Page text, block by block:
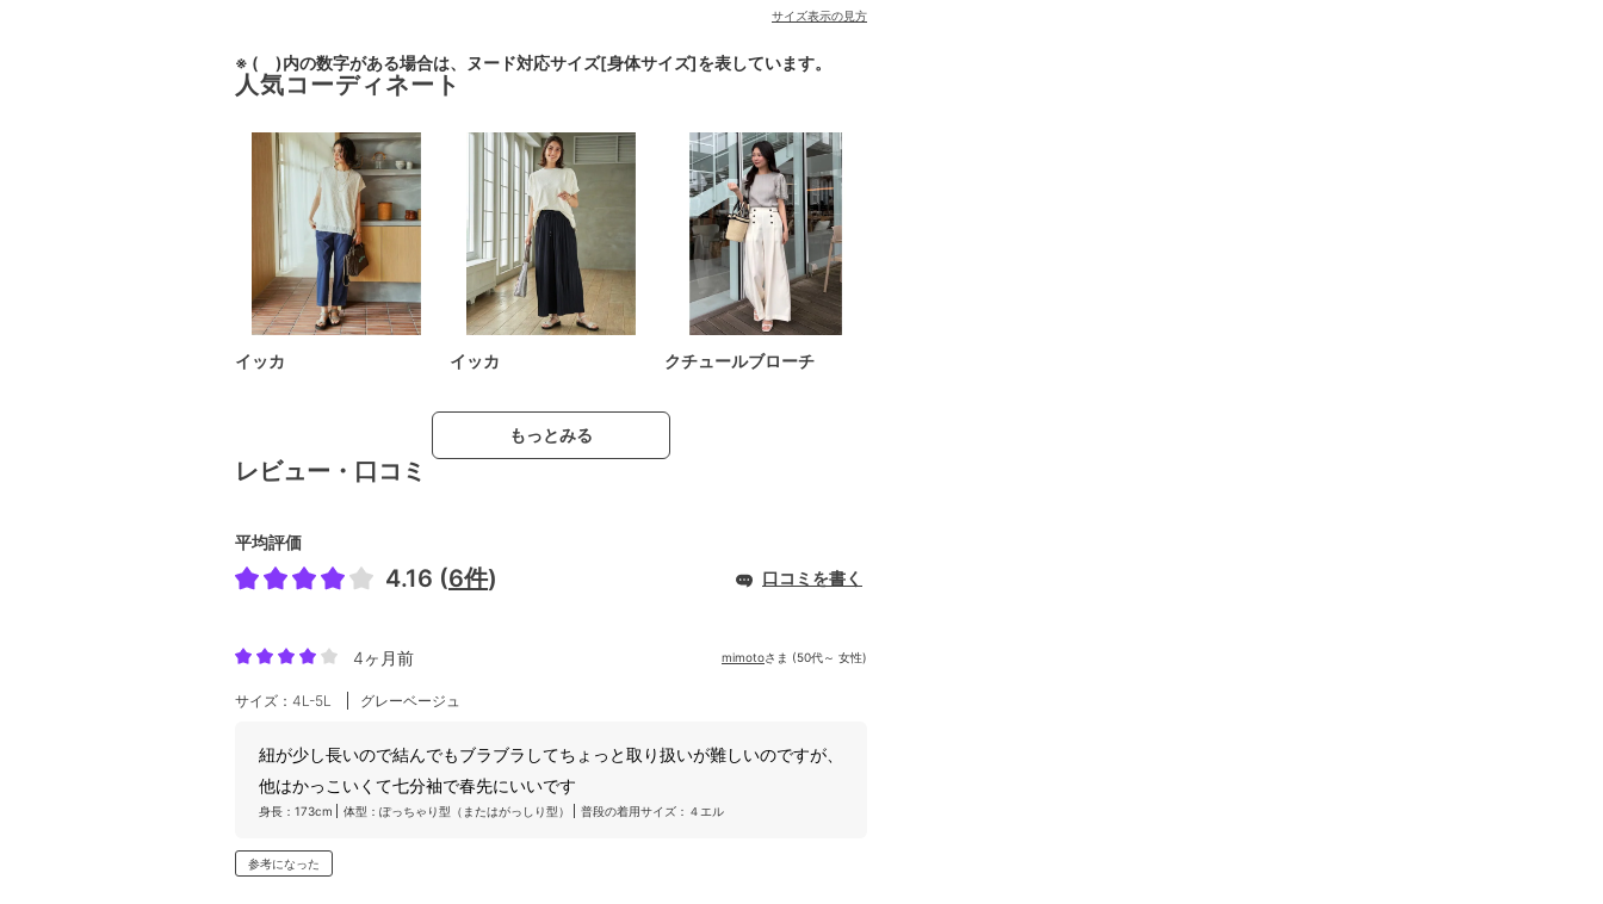
サイズ表示の見方
※ ( )内の数字がある場合は、ヌード対応サイズ[身体サイズ]を表しています。
人気コーディネート
イッカ イッカ クチュールブローチ
もっとみる
レビュー・口コミ
平均評価
4.16 (6件) 口コミを書く
4ヶ月前 mimotoさま (50代～ 女性)
サイズ：4L-5L グレーベージュ
紐が少し長いので結んでもブラブラしてちょっと取り扱いが難しいのですが、
他はかっこいくて七分袖で春先にいいです
身長：173cm 体型：ぽっちゃり型（またはがっしり型） 普段の着用サイズ：４エル
参考になった